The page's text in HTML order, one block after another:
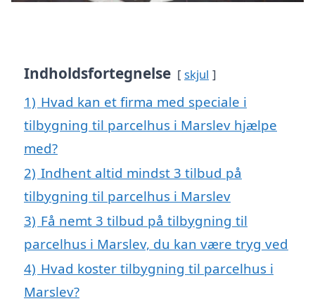
Indholdsfortegnelse skjul
1) Hvad kan et firma med speciale i
tilbygning til parcelhus i Marslev hjælpe
med?
2) Indhent altid mindst 3 tilbud på
tilbygning til parcelhus i Marslev
3) Få nemt 3 tilbud på tilbygning til
parcelhus i Marslev, du kan være tryg ved
4) Hvad koster tilbygning til parcelhus i
Marslev?